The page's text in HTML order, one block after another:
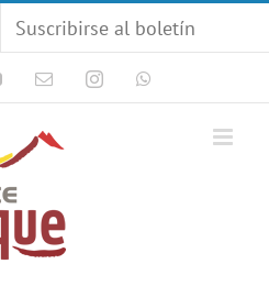
Suscribirse al boletín
YouTubeCorreoInstagram